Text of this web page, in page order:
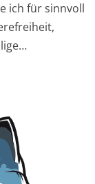
ich für sinnvoll